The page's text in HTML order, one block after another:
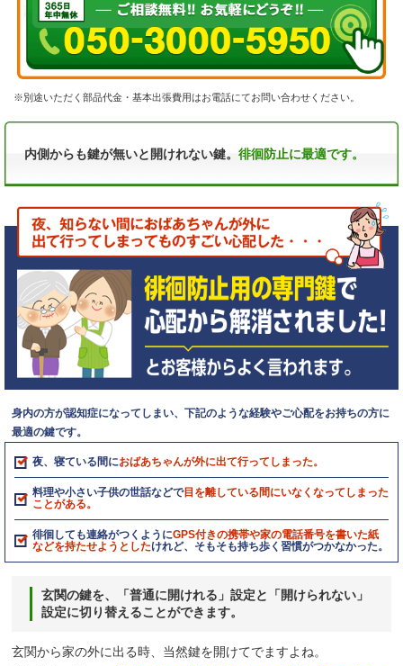
※別途いただく部品代金・基本出張費用はお電話にてお問い合わせください。
内側からも鍵が無いと開けれない鍵。 徘徊防止に最適です。
身内の方が認知症になってしまい、下記のような経験やご心配をお持ちの方に
最適の鍵です。
夜、寝ている間におばあちゃんが外に出て行ってしまった。
料理や小さい子供の世話などで目を離している間にいなくなってしまった
ことがある。
徘徊しても連絡がつくようにGPS付きの携帯や家の電話番号を書いた紙
などを持たせようとしたけれど、そもそも持ち歩く習慣がつかなかった。
玄関の鍵を、「普通に開けれる」設定と「開けられない」
設定に切り替えることができます。
玄関から家の外に出る時、当然鍵を開けてでますよね。